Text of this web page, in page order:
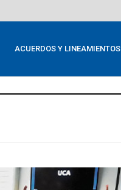
ACUERDOS Y LINEAMIENTOS